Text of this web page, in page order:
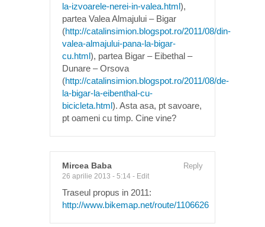
la-izvoarele-nerei-in-valea.html),
partea Valea Almajului – Bigar
(http://catalinsimion.blogspot.ro/2011/08/din-
valea-almajului-pana-la-bigar-
cu.html), partea Bigar – Eibethal –
Dunare – Orsova
(http://catalinsimion.blogspot.ro/2011/08/de-
la-bigar-la-eibenthal-cu-
bicicleta.html). Asta asa, pt savoare,
pt oameni cu timp. Cine vine?
Mircea Baba
26 aprilie 2013 - 5:14 - Edit
Reply
Traseul propus in 2011:
http://www.bikemap.net/route/1106626